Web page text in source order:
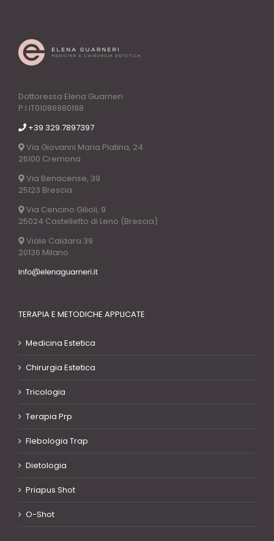
Dottoressa Elena Guarneri
P.I IT01086980198
+39 329.7897397
Via Giovanni Maria Platina, 24
26100 Cremona
Via Benacense, 39
25123 Brescia
Via Cencino Gilioli, 9
25024 Castelletto di Leno (Brescia)
Viale Caldara 39
20136 Milano
TERAPIA E METODICHE APPLICATE
Medicina Estetica
Chirurgia Estetica
Tricologia
Terapia Prp
Flebologia Trap
Dietologia
Priapus Shot
O-Shot